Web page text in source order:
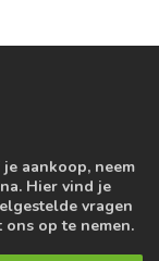
aankoop, neem
Hier vind je
vragen
op te nemen.